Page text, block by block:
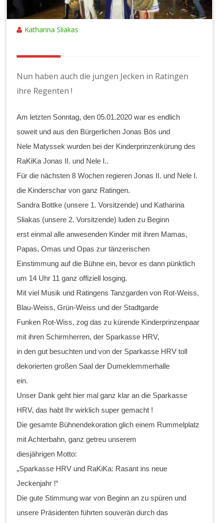
Katharina Sliakas
Nun haben auch die jungen Jecken in Ratingen
ihre Regenten !
Am letzten Sonntag, den 05.01.2020 war es endlich
soweit und aus den Bürgerlichen Jonas Bös und
Nele Matyssek wurden bei der Kinderprinzenkürung des
RaKiKa Jonas II. und Nele I..
Für die nächsten 8 Wochen regieren Jonas II. und Nele I.
die Kinderschar von ganz Ratingen.
Sandra Bottke (unsere 1. Vorsitzende) und Katharina
Sliakas (unsere 2. Vorsitzende) luden zu Beginn
erst einmal alle anwesenden Kinder mit ihren Mamas,
Papas, Omas und Opas zur tänzerischen
Einstimmung auf die Bühne ein, bevor es dann pünktlich
um 14 Uhr 11 ganz offiziell losging.
Mit viel Musik und Ratingens Tanzgarden von Rot-Weiss,
Blau-Weiss, Grün-Weiss und der Stadtgarde
Funken Rot-Wiss, zog das zu kürende Kinderprinzenpaar
mit ihren Schirmherren, der Sparkasse HRV,
in den gut besuchten und von der Sparkasse HRV toll
dekorierten großen Saal der Dumeklemmerhalle
ein.
Unser Dank geht hier mal ganz klar an die Sparkasse
HRV, das habt Ihr wirklich super gemacht !
Die gesamte Bühnendekoration glich einem Rummelplatz
mit Achterbahn, ganz getreu unserem
diesjährigen Motto:
„Sparkasse HRV und RaKiKa: Rasant ins neue
Jeckenjahr !“
Die gute Stimmung war von Beginn an zu spüren und
unsere Präsidenten führten souverän durch das